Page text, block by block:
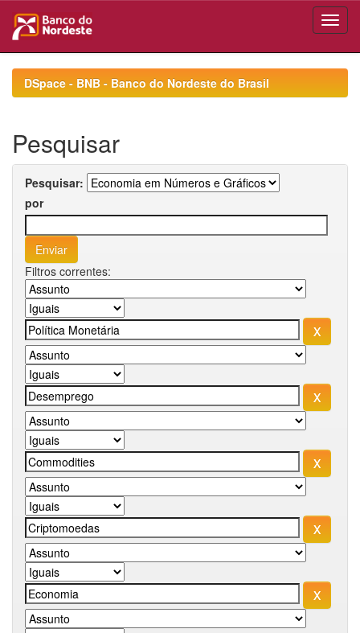
navigationDSpace - BNB - Banco do Nordeste do Brasil
Pesquisar
Pesquisar:
por
Filtros correntes: